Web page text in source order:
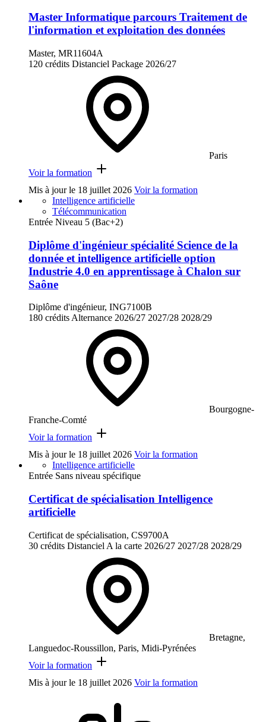
Master Informatique parcours Traitement de
l'information et exploitation des données
Master, MR11604A
120 crédits Distanciel Package 2026/27
Paris
Voir la formation
Mis à jour le 18 juillet 2026 Voir la formation
Intelligence artificielle
Télécommunication
Entrée Niveau 5 (Bac+2)
Diplôme d'ingénieur spécialité Science de la
donnée et intelligence artificielle option
Industrie 4.0 en apprentissage à Chalon sur
Saône
Diplôme d'ingénieur, ING7100B
180 crédits Alternance 2026/27 2027/28 2028/29
Bourgogne-
Franche-Comté
Voir la formation
Mis à jour le 18 juillet 2026 Voir la formation
Intelligence artificielle
Entrée Sans niveau spécifique
Certificat de spécialisation Intelligence
artificielle
Certificat de spécialisation, CS9700A
30 crédits Distanciel A la carte 2026/27 2027/28 2028/29
Bretagne,
Languedoc-Roussillon, Paris, Midi-Pyrénées
Voir la formation
Mis à jour le 18 juillet 2026 Voir la formation